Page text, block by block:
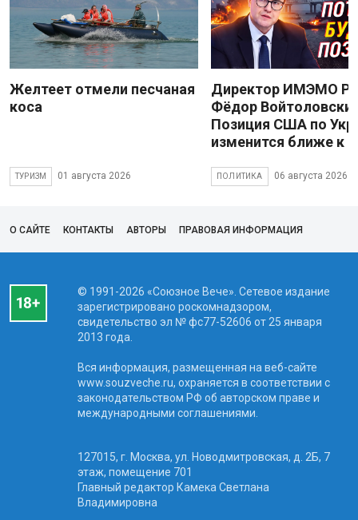
Желтеет отмели песчаная
коса
ТУРИЗМ 01 августа 2026
Директор ИМЭМО
Фёдор
Позиция США по
изменится ближе к
ПОЛИТИКА 06 августа 2026
О САЙТЕ КОНТАКТЫ АВТОРЫ ПРАВОВАЯ ИНФОРМАЦИЯ
© 1991-2026 «Союзное Вече». Сетевое издание
зарегистрировано роскомнадзором,
свидетельство эл № фc77-52606 от 25 января
2013 года.
Вся информация, размещенная на веб-сайте
www.souzveche.ru, охраняется в соответствии с
законодательством РФ об авторском праве и
международными соглашениями.
127015, г. Москва, ул. Новодмитровская, д. 2Б, 7
этаж, помещение 701
Главный редактор Камека Светлана
Владимировна